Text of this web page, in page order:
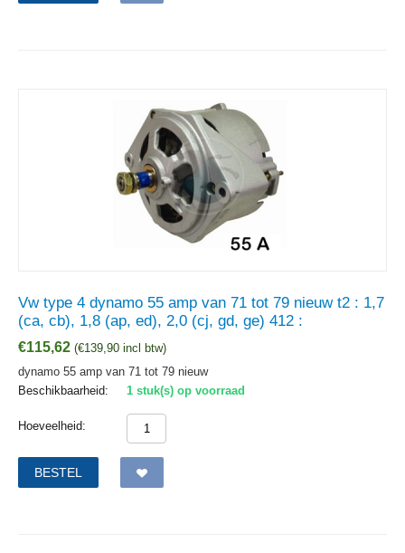
Vw type 4 dynamo 55 amp van 71 tot 79 nieuw t2 : 1,7
(ca, cb), 1,8 (ap, ed), 2,0 (cj, gd, ge) 412 :
€115,62 (€139,90 incl btw)
dynamo 55 amp van 71 tot 79 nieuw
Beschikbaarheid:
1 stuk(s) op voorraad
Hoeveelheid:
BESTEL